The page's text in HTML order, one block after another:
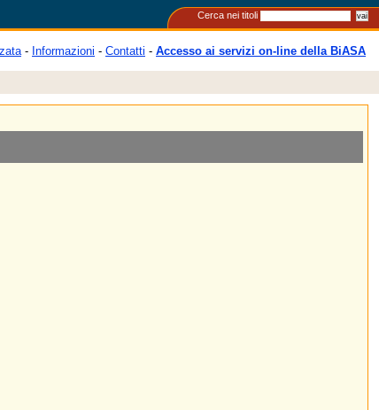
Cerca nei titoli
- Informazioni - Contatti - Accesso ai servizi on-line della BiASA